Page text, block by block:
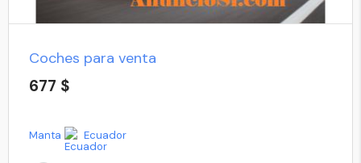
Coches para venta
677 $
Manta Ecuador